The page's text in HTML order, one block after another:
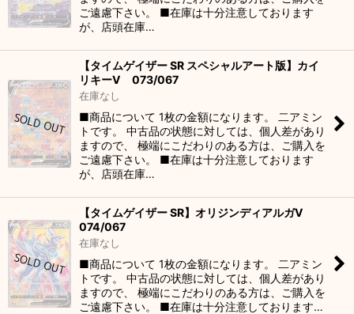
ご遠慮下さい。 ■在庫は十分注意しております
が、店頭在庫…
【タイムゲイザー SR スペシャルアート版】カイ
リキーV 073/067
在庫なし
■商品について 1枚の金額になります。 二アミン
トです。 中古品の状態に対しては、個人差があり
ますので、 極端にこだわりのある方は、ご購入を
ご遠慮下さい。 ■在庫は十分注意しております
が、店頭在庫…
【タイムゲイザー SR】オリジンディアルガV
074/067
在庫なし
■商品について 1枚の金額になります。 二アミン
トです。 中古品の状態に対しては、個人差があり
ますので、 極端にこだわりのある方は、ご購入を
ご遠慮下さい。 ■在庫は十分注意しております…